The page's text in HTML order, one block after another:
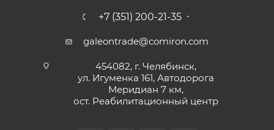
+7 (351) 200-21-35
galeontrade@comiron.com
454082, г. Челябинск,
ул. Игуменка 161, Автодорога
Меридиан 7 км,
ост. Реабилитационный центр